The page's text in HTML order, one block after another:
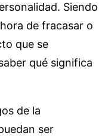
Siendo
de fracasar o
que se
qué significa
de la
ser